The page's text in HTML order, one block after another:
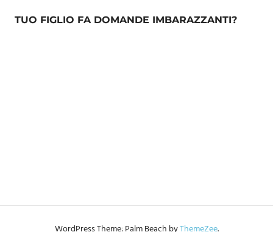
TUO FIGLIO FA DOMANDE IMBARAZZANTI?